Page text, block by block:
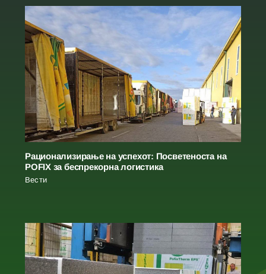
Рационализирање на успехот: Посветеноста на
POFIX за беспрекорна логистика
Вести